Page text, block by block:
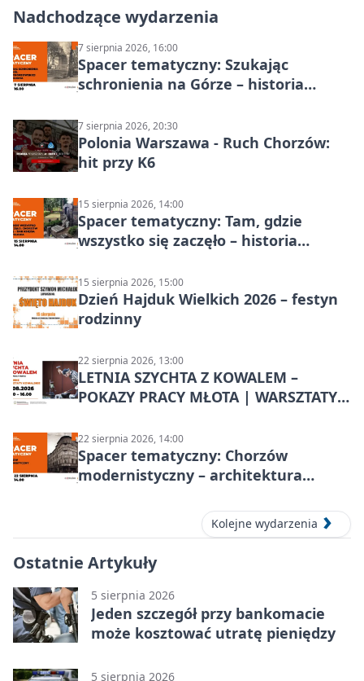
Nadchodzące wydarzenia
7 sierpnia 2026, 16:00
Spacer tematyczny: Szukając
schronienia na Górze – historia
7 sierpnia 2026, 20:30
Polonia Warszawa - Ruch Chorzów:
hit przy K6
15 sierpnia 2026, 14:00
Spacer tematyczny: Tam, gdzie
wszystko się zaczęło – historia
15 sierpnia 2026, 15:00
Dzień Hajduk Wielkich 2026 – festyn
rodzinny
22 sierpnia 2026, 13:00
LETNIA SZYCHTA Z KOWALEM –
POKAZY PRACY MŁOTA | WARSZTATY
22 sierpnia 2026, 14:00
Spacer tematyczny: Chorzów
modernistyczny – architektura
Kolejne wydarzenia
Ostatnie Artykuły
5 sierpnia 2026
Jeden szczegół przy bankomacie
może kosztować utratę pieniędzy
5 sierpnia 2026